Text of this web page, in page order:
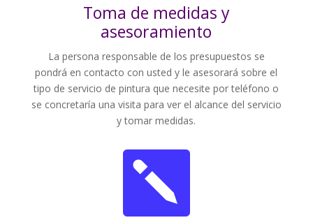
Toma de medidas y
asesoramiento
La persona responsable de los presupuestos se
pondrá en contacto con usted y le asesorará sobre el
tipo de servicio de pintura que necesite por teléfono o
se concretaría una visita para ver el alcance del servicio
y tomar medidas.
